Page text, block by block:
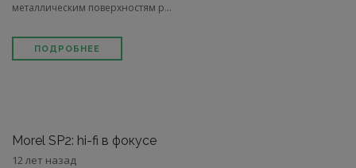
металлическим поверхностям р...
ПОДРОБНЕЕ
Morel SP2: hi-fi в фокусе
12 лет назад